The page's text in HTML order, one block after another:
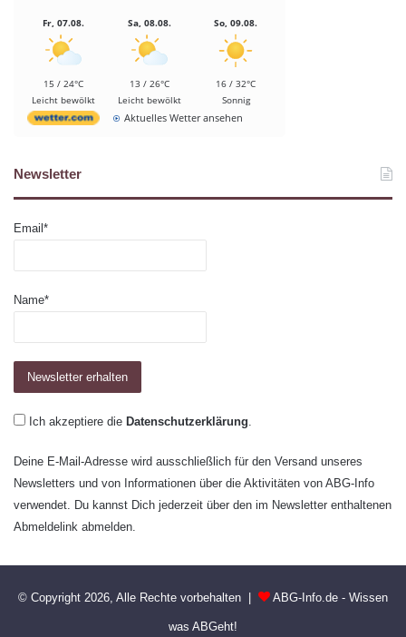
Fr, 07.08.
15 / 24°C
Leicht bewölkt
Sa, 08.08.
13 / 26°C
Leicht bewölkt
So, 09.08.
16 / 32°C
Sonnig
Aktuelles Wetter ansehen
Newsletter
Email*
Name*
Ich akzeptiere die Datenschutzerklärung.
Deine E-Mail-Adresse wird ausschließlich für den Versand unseres
Newsletters und von Informationen über die Aktivitäten von ABG-Info
verwendet. Du kannst Dich jederzeit über den im Newsletter enthaltenen
Abmeldelink abmelden.
© Copyright 2026, Alle Rechte vorbehalten | ABG-Info.de - Wissen
was ABGeht!